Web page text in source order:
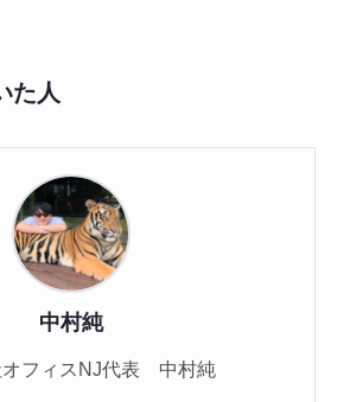
た人
中村純
オフィスNJ代表 中村純